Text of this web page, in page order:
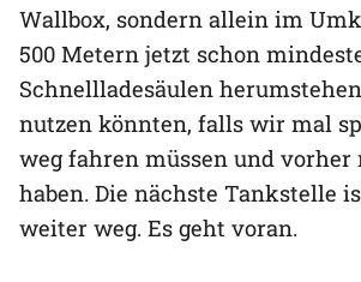
Wallbox, sondern allein im
500 Metern jetzt schon
Schnellladesäulen
nutzen könnten, falls wir mal
weg fahren müssen und vorher
haben. Die nächste Tankstelle
weiter weg. Es geht voran.